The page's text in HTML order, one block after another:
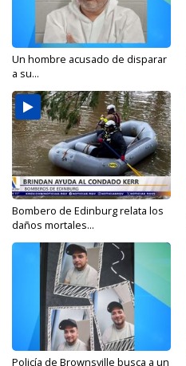
Un hombre acusado de disparar
a su...
Bombero de Edinburg relata los
daños mortales...
Policía de Brownsville busca a un